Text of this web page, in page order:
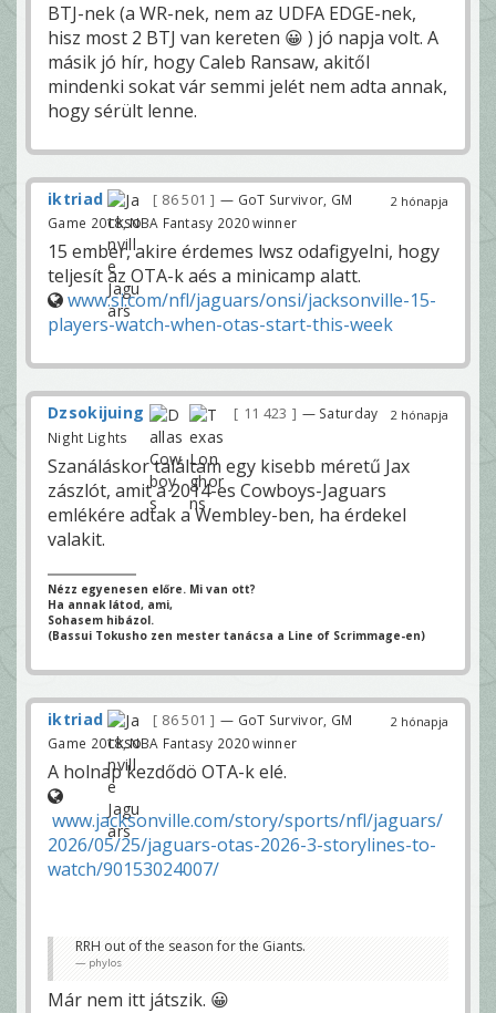
BTJ-nek (a WR-nek, nem az UDFA EDGE-nek,
hisz most 2 BTJ van kereten 😀 ) jó napja volt. A
másik jó hír, hogy Caleb Ransaw, akitől
mindenki sokat vár semmi jelét nem adta annak,
hogy sérült lenne.
2 hónapja
iktriad 86 501
— GoT Survivor, GM
Game 2018, NBA Fantasy 2020 winner
15 ember, akire érdemes lwsz odafigyelni, hogy
teljesít az OTA-k aés a minicamp alatt.
www.si.com/nfl/jaguars/onsi/jacksonville-15-
players-watch-when-otas-start-this-week
2 hónapja
Dzsokijuing 11 423
— Saturday
Night Lights
Szanáláskor találtam egy kisebb méretű Jax
zászlót, amit a 2014-es Cowboys-Jaguars
emlékére adtak a Wembley-ben, ha érdekel
valakit.
Nézz egyenesen előre. Mi van ott?
Ha annak látod, ami,
Sohasem hibázol.
(Bassui Tokusho zen mester tanácsa a Line of Scrimmage-en)
2 hónapja
iktriad 86 501
— GoT Survivor, GM
Game 2018, NBA Fantasy 2020 winner
A holnap kezdődö OTA-k elé.
www.jacksonville.com/story/sports/nfl/jaguars/
2026/05/25/jaguars-otas-2026-3-storylines-to-
watch/90153024007/
RRH out of the season for the Giants.
phylos
Már nem itt játszik. 😀